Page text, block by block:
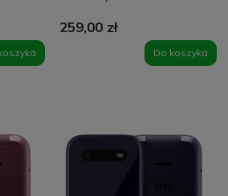
259,00 zł
Do koszyka